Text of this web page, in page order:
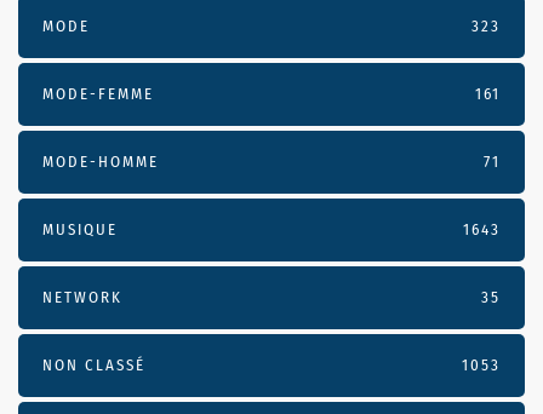
MODE 323
MODE-FEMME 161
MODE-HOMME 71
MUSIQUE 1643
NETWORK 35
NON CLASSÉ 1053